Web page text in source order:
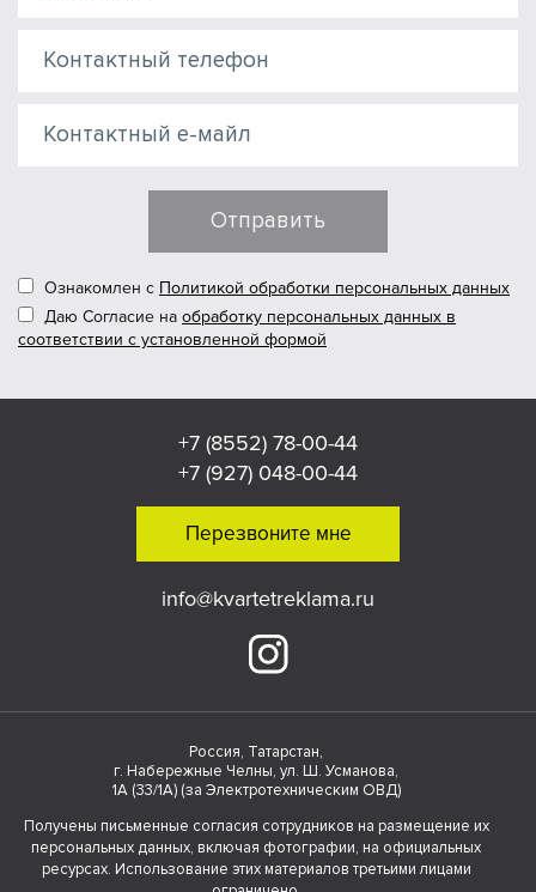
Отправить
Ознакомлен с Политикой обработки персональных данных
Даю Согласие на обработку персональных данных в
соответствии с установленной формой
+7 (8552) 78-00-44
+7 (927) 048-00-44
Перезвоните мне
info@kvartetreklama.ru
Россия, Татарстан,
г. Набережные Челны, ул. Ш. Усманова,
1А (33/1А) (за Электротехническим ОВД)
Получены письменные согласия сотрудников на размещение их
персональных данных, включая фотографии, на официальных
ресурсах. Использование этих материалов третьими лицами